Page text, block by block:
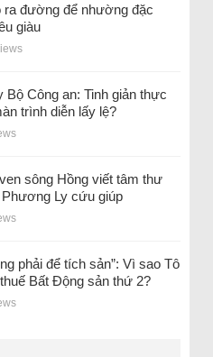
đường để nhường đặc
giàu
Bộ Công an: Tinh giản thực
trình diễn lấy lệ?
sông Hồng viết tâm thư
Ly cứu giúp
phải để tích sản”: Vì sao Tô
Bất Động sản thứ 2?